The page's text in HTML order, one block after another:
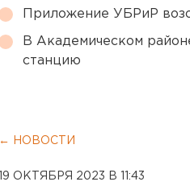
Приложение УБРиР
В Академическом
станцию
← НОВОСТИ
19 ОКТЯБРЯ 2023 В 11:43